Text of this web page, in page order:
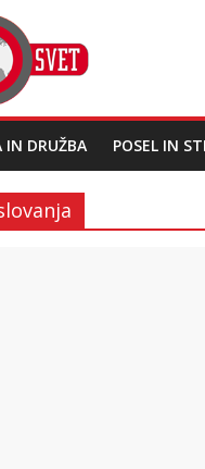
IN DRUŽBA POSEL IN